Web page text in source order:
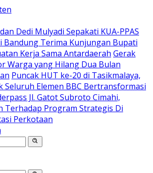
Dedi Mulyadi Sepakati KUA-PPAS
Bandung Terima Kunjungan Bupati
Kerja Sama Antardaerah Gerak
Warga yang Hilang Dua Bulan
Puncak HUT ke-20 di Tasikmalaya,
Seluruh Elemen BBC Bertransformasi
Jl. Gatot Subroto Cimahi,
Terhadap Program Strategis Di
Perkotaan